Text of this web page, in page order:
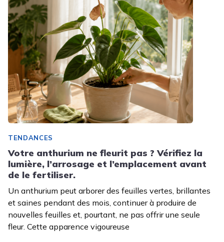
TENDANCES
Votre anthurium ne fleurit pas ? Vérifiez la
lumière, l’arrosage et l’emplacement avant
de le fertiliser.
Un anthurium peut arborer des feuilles vertes, brillantes
et saines pendant des mois, continuer à produire de
nouvelles feuilles et, pourtant, ne pas offrir une seule
fleur. Cette apparence vigoureuse